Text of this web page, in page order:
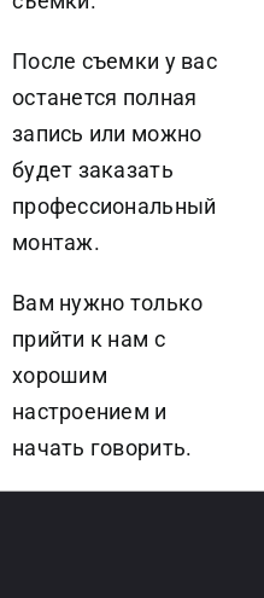
После съемки у вас
останется полная
запись или можно
будет заказать
профессиональный
монтаж.
Вам нужно только
прийти к нам с
хорошим
настроением и
начать говорить.